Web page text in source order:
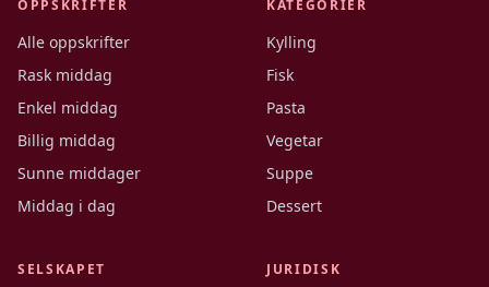
OPPSKRIFTER
Alle oppskrifter
Rask middag
Enkel middag
Billig middag
Sunne middager
Middag i dag
KATEGORIER
Kylling
Fisk
Pasta
Vegetar
Suppe
Dessert
SELSKAPET JURIDISK